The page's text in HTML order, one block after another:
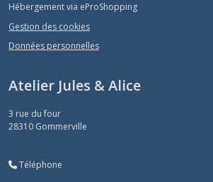
Hébergement via eProShopping
Gestion des cookies
Données personnelles
Atelier Jules & Alice
3 rue du four
28310 Gommerville
Téléphone